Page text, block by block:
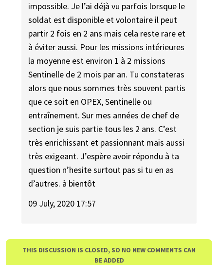
impossible. Je l’ai déjà vu parfois lorsque le
soldat est disponible et volontaire il peut
partir 2 fois en 2 ans mais cela reste rare et
à éviter aussi. Pour les missions intérieures
la moyenne est environ 1 à 2 missions
Sentinelle de 2 mois par an. Tu constateras
alors que nous sommes très souvent partis
que ce soit en OPEX, Sentinelle ou
entraînement. Sur mes années de chef de
section je suis partie tous les 2 ans. C’est
très enrichissant et passionnant mais aussi
très exigeant. J’espère avoir répondu à ta
question n’hesite surtout pas si tu en as
d’autres. à bientôt
09 July, 2020 17:57
THIS DISCUSSION IS CLOSED, SO NO NEW COMMENTS CAN
BE ADDED